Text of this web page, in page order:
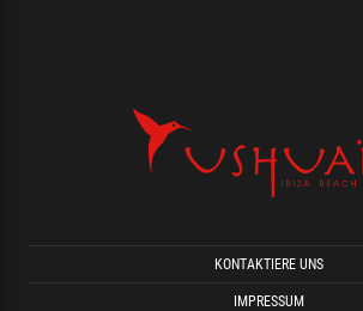
KONTAKTIERE UNS
IMPRESSUM